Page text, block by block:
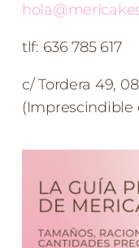
tlf: 636 785 617
c/ Tordera 49,
(Imprescindible